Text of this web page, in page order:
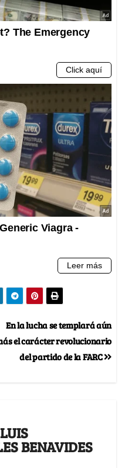
En la lucha se templará aún
el carácter revolucionario
del partido de la FARC
BENAVIDES